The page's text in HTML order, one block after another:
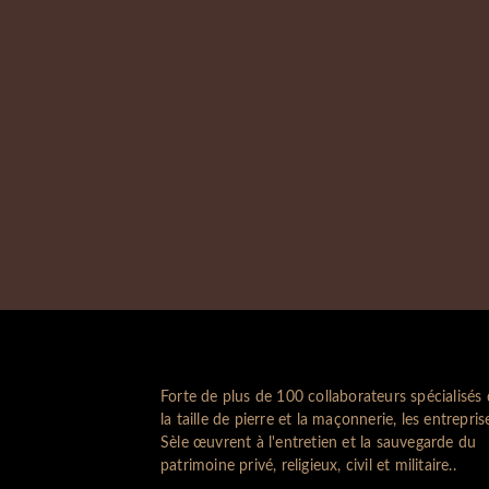
Forte de plus de 100 collaborateurs spécialisés
la taille de pierre et la maçonnerie, les
Sèle œuvrent à l'entretien et la sauvegarde du
patrimoine privé, religieux, civil et militaire..